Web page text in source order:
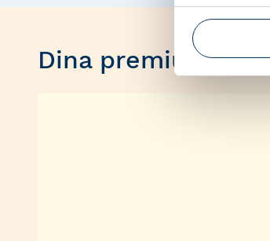
Dina premium-